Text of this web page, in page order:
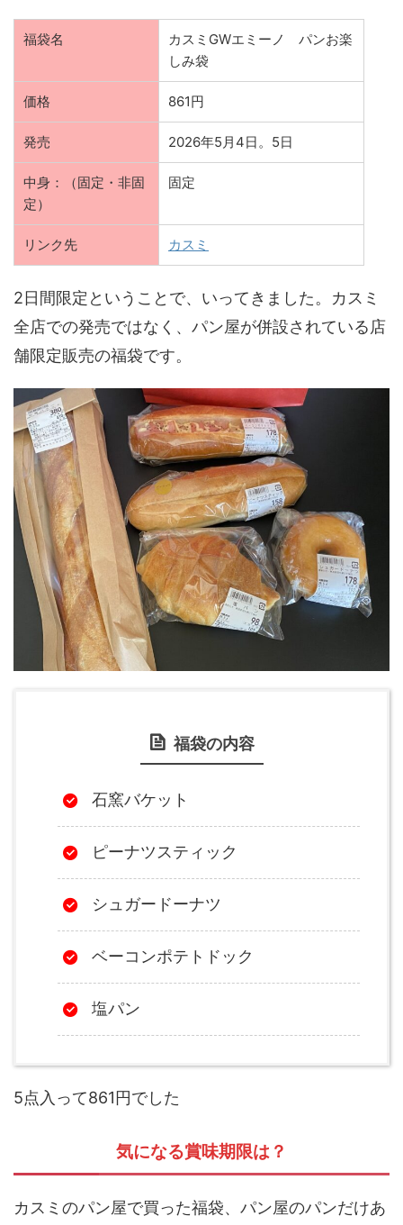
福袋名
カスミGWエミーノ パンお楽
しみ袋
価格 861円
発売 2026年5月4日。5日
中身：（固定・非固
定）
固定
リンク先 カスミ
2日間限定ということで、いってきました。カスミ
全店での発売ではなく、パン屋が併設されている店
舗限定販売の福袋です。
福袋の内容
石窯バケット
ピーナツスティック
シュガードーナツ
ベーコンポテトドック
塩パン
5点入って861円でした
気になる賞味期限は？
カスミのパン屋で買った福袋、パン屋のパンだけあ